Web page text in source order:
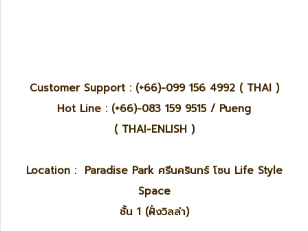
Customer Support : (+66)-099 156 4992 ( THAI )
Hot Line : (+66)-083 159 9515 / Pueng
( THAI-ENLISH )
Location : Paradise Park ศรีนครินทร์ โซน Life Style
Space
ชั้น 1 (ฝั่งวิลล่า)